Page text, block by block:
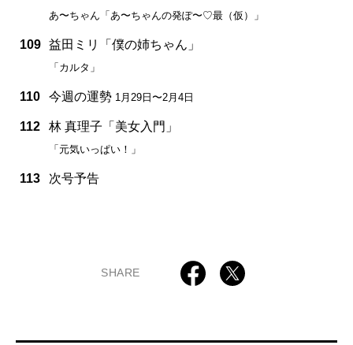
あ〜ちゃん「あ〜ちゃんの発ぽ〜♡最（仮）」
109 益田ミリ「僕の姉ちゃん」
「カルタ」
110 今週の運勢 1月29日〜2月4日
112 林 真理子「美女入門」
「元気いっぱい！」
113 次号予告
SHARE